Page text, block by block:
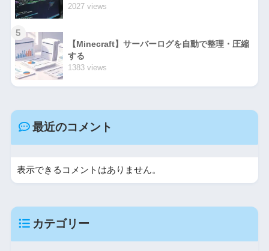
2027 views
5
【Minecraft】サーバーログを自動で整理・圧縮
する
1383 views
最近のコメント
表示できるコメントはありません。
カテゴリー